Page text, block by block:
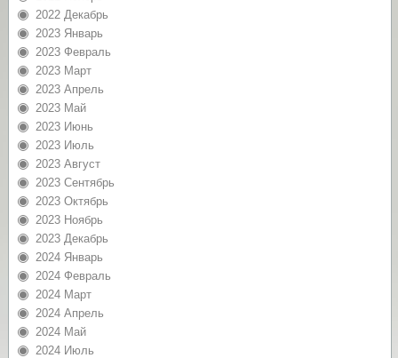
2022 Декабрь
2023 Январь
2023 Февраль
2023 Март
2023 Апрель
2023 Май
2023 Июнь
2023 Июль
2023 Август
2023 Сентябрь
2023 Октябрь
2023 Ноябрь
2023 Декабрь
2024 Январь
2024 Февраль
2024 Март
2024 Апрель
2024 Май
2024 Июль